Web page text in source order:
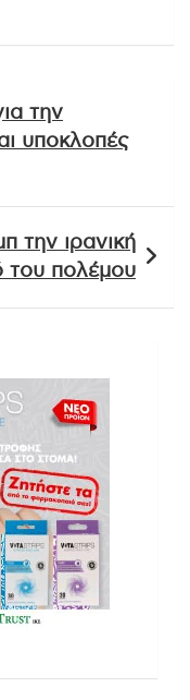
την
υποκλοπές
την ιρανική
του πολέμου